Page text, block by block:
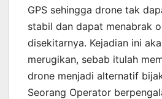
GPS sehingga drone tak
stabil dan dapat menabrak
disekitarnya. Kejadian ini
merugikan, sebab itulah
drone menjadi alternatif
Seorang Operator